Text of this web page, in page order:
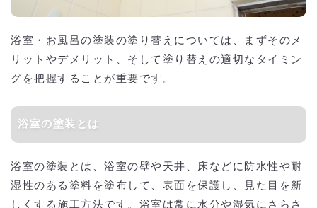
浴室・お風呂の塗装の塗り替えについては、まずそのメ
リットやデメリット、そして塗り替えの適切なタイミン
グを把握することが重要です。
浴室の塗装とは
浴室の塗装とは、浴室の壁や天井、床などに防水性や耐
湿性のある塗料を塗布して、表面を保護し、見た目を新
しくする施工方法です。浴室は常に水分や湿気にさらさ